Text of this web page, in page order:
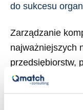
do sukcesu
Zarządzanie
najważniejszych
przedsiębiorstw,
zarządzanie
organizacji. W